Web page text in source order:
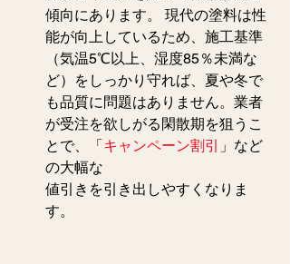
傾向にあります。 現代の塗料は性
能が向上しているため、施工基準
（気温5℃以上、湿度85％未満な
ど）をしっかり守れば、夏や冬で
も品質に問題はありません。業者
が受注を欲しがる閑散期を狙うこ
とで、「キャンペーン割引 」など
の大幅な
値引きを引き出しやすくなりま
す。